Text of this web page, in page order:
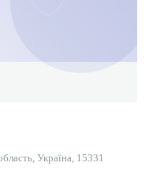
Україна, 15331